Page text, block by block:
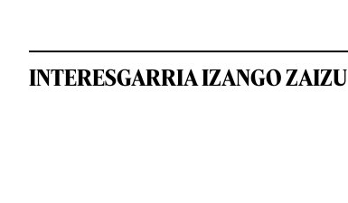
INTERESGARRIA IZANGO ZAIZU